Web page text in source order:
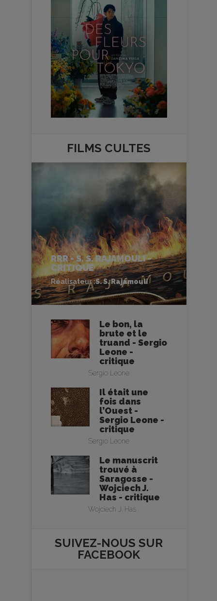
FILMS CULTES
RRR - S. S. RAJAMOULI -
CRITIQUE
Réalisateur :S. S. Rajamouli
Le bon, la
brute et le
truand - Sergio
Leone -
critique
Sergio Leone
Il était une
fois dans
l’Ouest -
Sergio Leone -
critique
Sergio Leone
Le manuscrit
trouvé à
Saragosse -
Wojciech J.
Has - critique
Wojciech J. Has
SUIVEZ-NOUS SUR
FACEBOOK